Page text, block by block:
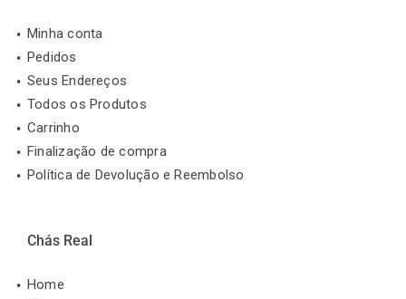
Minha conta
Pedidos
Seus Endereços
Todos os Produtos
Carrinho
Finalização de compra
Política de Devolução e Reembolso
Chás Real
Home